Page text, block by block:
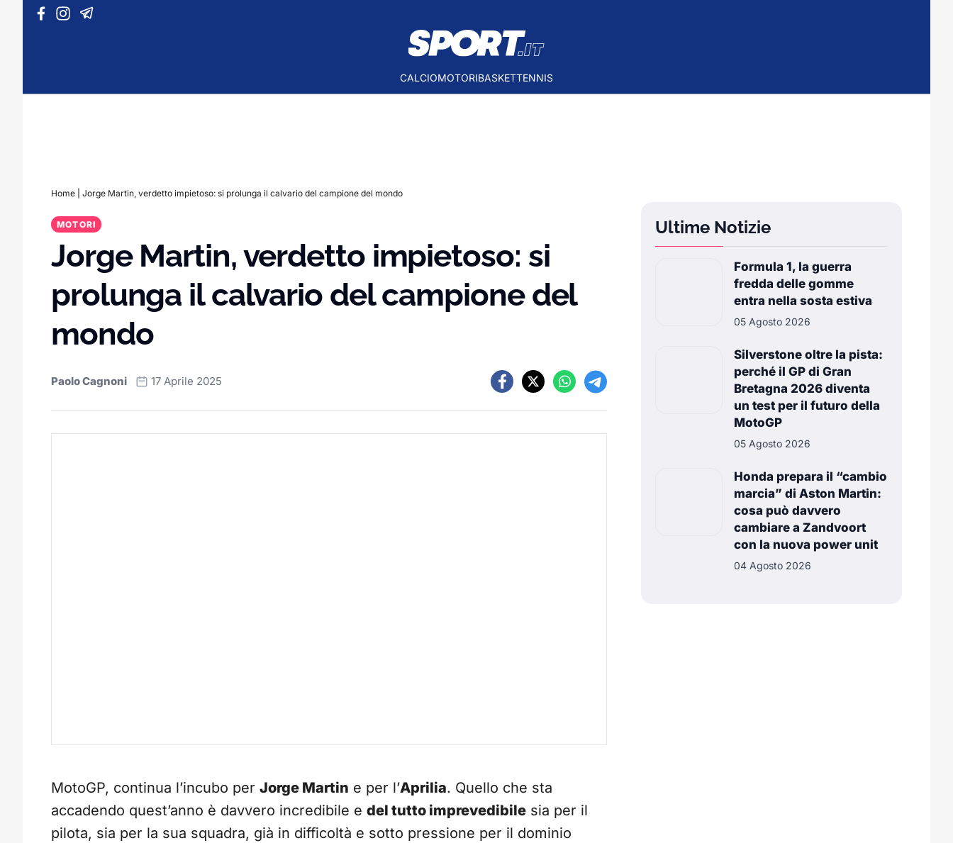
Vai al contenuto
CALCIOMOTORIBASKETTENNIS
Home Jorge Martin, verdetto impietoso: si prolunga il calvario del campione del mondo
MOTORI
Jorge Martin, verdetto impietoso: si
prolunga il calvario del campione del
mondo
Paolo Cagnoni 17 Aprile 2025
MotoGP, continua l’incubo per Jorge Martin e per l’Aprilia. Quello che sta
accadendo quest’anno è davvero incredibile e del tutto imprevedibile sia per il
pilota, sia per la sua squadra, già in difficoltà e sotto pressione per il dominio
Ultime Notizie
Formula 1, la guerra
fredda delle gomme
entra nella sosta estiva
05 Agosto 2026
Silverstone oltre la pista:
perché il GP di Gran
Bretagna 2026 diventa
un test per il futuro della
MotoGP
05 Agosto 2026
Honda prepara il “cambio
marcia” di Aston Martin:
cosa può davvero
cambiare a Zandvoort
con la nuova power unit
04 Agosto 2026